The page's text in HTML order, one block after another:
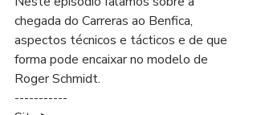
chegada do Carreras ao Benfica,
aspectos técnicos e tácticos e de que
forma pode encaixar no modelo de
Roger Schmidt.
-----------